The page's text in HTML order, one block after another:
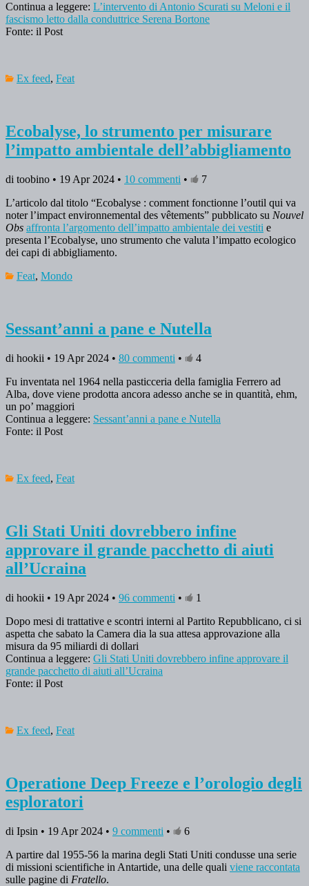
Continua a leggere: L’intervento di Antonio Scurati su Meloni e il
fascismo letto dalla conduttrice Serena Bortone
Fonte: il Post
Ex feed, Feat
Ecobalyse, lo strumento per misurare
l’impatto ambientale dell’abbigliamento
di toobino • 19 Apr 2024 • 10 commenti •
7
L’articolo dal titolo “Ecobalyse : comment fonctionne l’outil qui va
noter l’impact environnemental des vêtements” pubblicato su Nouvel
Obs affronta l’argomento dell’impatto ambientale dei vestiti e
presenta l’Ecobalyse, uno strumento che valuta l’impatto ecologico
dei capi di abbigliamento.
Feat, Mondo
Sessant’anni a pane e Nutella
di hookii • 19 Apr 2024 • 80 commenti •
4
Fu inventata nel 1964 nella pasticceria della famiglia Ferrero ad
Alba, dove viene prodotta ancora adesso anche se in quantità, ehm,
un po’ maggiori
Continua a leggere: Sessant’anni a pane e Nutella
Fonte: il Post
Ex feed, Feat
Gli Stati Uniti dovrebbero infine
approvare il grande pacchetto di aiuti
all’Ucraina
di hookii • 19 Apr 2024 • 96 commenti •
1
Dopo mesi di trattative e scontri interni al Partito Repubblicano, ci si
aspetta che sabato la Camera dia la sua attesa approvazione alla
misura da 95 miliardi di dollari
Continua a leggere: Gli Stati Uniti dovrebbero infine approvare il
grande pacchetto di aiuti all’Ucraina
Fonte: il Post
Ex feed, Feat
Operatione Deep Freeze e l’orologio degli
esploratori
di Ipsin • 19 Apr 2024 • 9 commenti •
6
A partire dal 1955-56 la marina degli Stati Uniti condusse una serie
di missioni scientifiche in Antartide, una delle quali viene raccontata
sulle pagine di Fratello.